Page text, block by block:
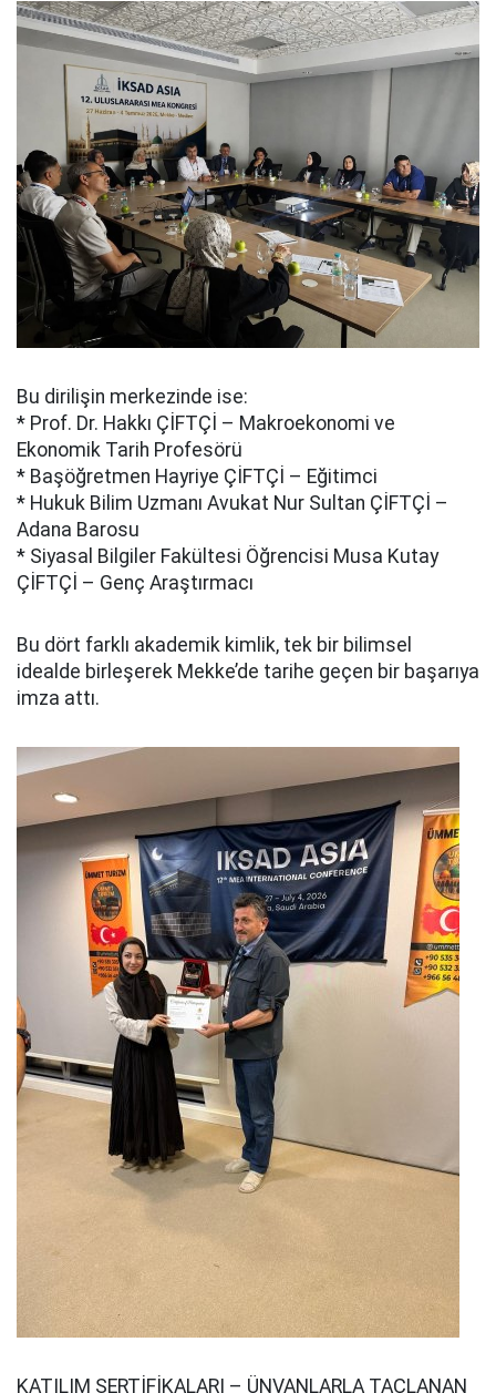
Bu dirilişin merkezinde ise:
* Prof. Dr. Hakkı ÇİFTÇİ – Makroekonomi ve
Ekonomik Tarih Profesörü
* Başöğretmen Hayriye ÇİFTÇİ – Eğitimci
* Hukuk Bilim Uzmanı Avukat Nur Sultan ÇİFTÇİ –
Adana Barosu
* Siyasal Bilgiler Fakültesi Öğrencisi Musa Kutay
ÇİFTÇİ – Genç Araştırmacı
Bu dört farklı akademik kimlik, tek bir bilimsel
idealde birleşerek Mekke’de tarihe geçen bir başarıya
imza attı.
KATILIM SERTİFİKALARI – ÜNVANLARLA TAÇLANAN